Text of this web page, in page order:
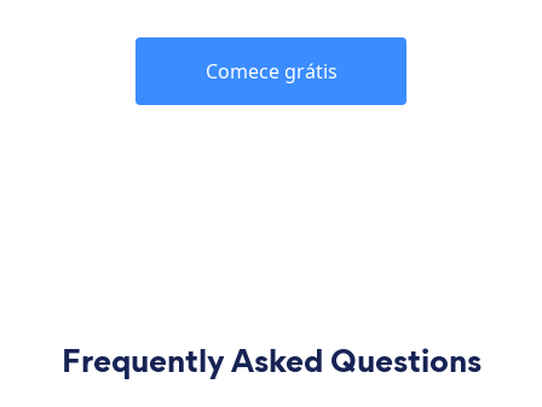
Comece grátis
Frequently Asked Questions